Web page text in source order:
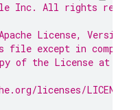
Inc. All rights
License,
file except in
of the License at
licenses/LICENSE-